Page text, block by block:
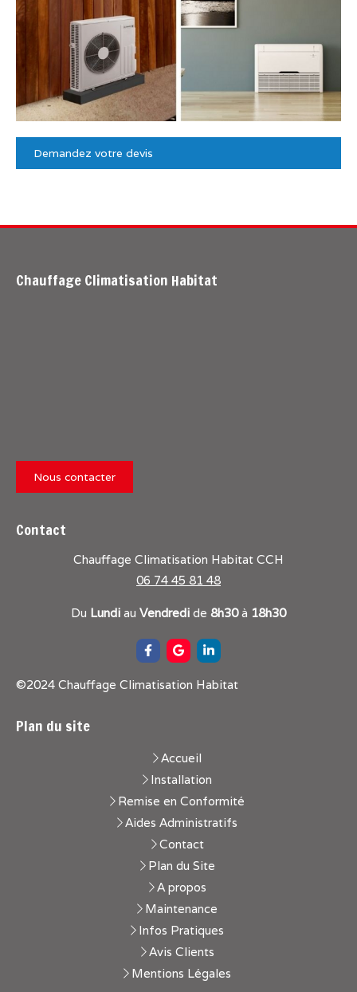
Demandez votre devis
Chauffage Climatisation Habitat
Nous contacter
Contact
Chauffage Climatisation Habitat CCH
06 74 45 81 48
Du Lundi au Vendredi de 8h30à 18h30
©2024 Chauffage Climatisation Habitat
Plan du site
Accueil
Installation
Remise en Conformité
Aides Administratifs
Contact
Plan du Site
A propos
Maintenance
Infos Pratiques
Avis Clients
Mentions Légales